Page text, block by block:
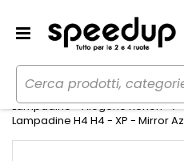
Home Auto
Lampadine - Alogene Xenon
Lampadine H4 H4 - XP - Mirror